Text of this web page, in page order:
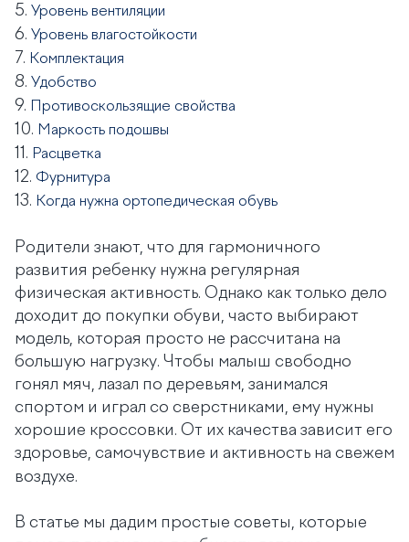
5. Уровень вентиляции
6. Уровень влагостойкости
7. Комплектация
8. Удобство
9. Противоскользящие свойства
10. Маркость подошвы
11. Расцветка
12. Фурнитура
13. Когда нужна ортопедическая обувь
Родители знают, что для гармоничного
развития ребенку нужна регулярная
физическая активность. Однако как только дело
доходит до покупки обуви, часто выбирают
модель, которая просто не рассчитана на
большую нагрузку. Чтобы малыш свободно
гонял мяч, лазал по деревьям, занимался
спортом и играл со сверстниками, ему нужны
хорошие кроссовки. От их качества зависит его
здоровье, самочувствие и активность на свежем
воздухе.
В статье мы дадим простые советы, которые